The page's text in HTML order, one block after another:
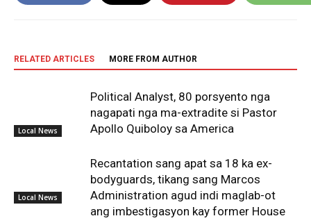
RELATED ARTICLES MORE FROM AUTHOR
Local News
Political Analyst, 80 porsyento nga
nagapati nga ma-extradite si Pastor
Apollo Quiboloy sa America
Local News
Recantation sang apat sa 18 ka ex-
bodyguards, tikang sang Marcos
Administration agud indi maglab-ot
ang imbestigasyon kay former House